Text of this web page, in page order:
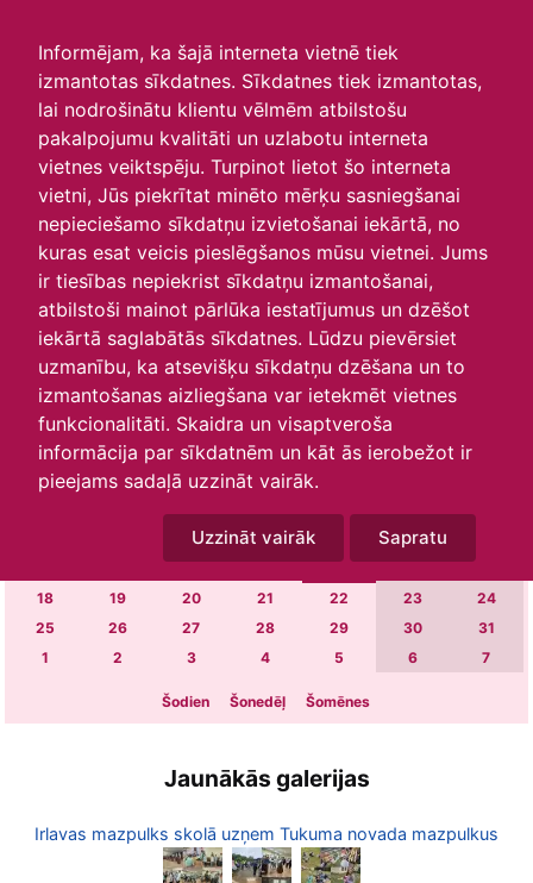
Informējam, ka šajā interneta vietnē tiek
izmantotas sīkdatnes. Sīkdatnes tiek izmantotas,
lai nodrošinātu klientu vēlmēm atbilstošu
pakalpojumu kvalitāti un uzlabotu interneta
vietnes veiktspēju. Turpinot lietot šo interneta
vietni, Jūs piekrītat minēto mērķu sasniegšanai
nepieciešamo sīkdatņu izvietošanai iekārtā, no
kuras esat veicis pieslēgšanos mūsu vietnei. Jums
ir tiesības nepiekrist sīkdatņu izmantošanai,
atbilstoši mainot pārlūka iestatījumus un dzēšot
iekārtā saglabātās sīkdatnes. Lūdzu pievērsiet
uzmanību, ka atsevišķu sīkdatņu dzēšana un to
izmantošanas aizliegšana var ietekmēt vietnes
funkcionalitāti. Skaidra un visaptveroša
informācija par sīkdatnēm un kāt ās ierobežot ir
pieejams sadaļā uzzināt vairāk.
Uzzināt vairāk Sapratu
Skats :
Aktuālie
Šodien Šonedēļ
Šomēnes
Arhīvs
O T S
6 7 9
13 14 15 16
18
19 20 21 22 23
24
25
26 27 28 29 30
31
1
2 3 4 5 6 7
Šodien Šonedēļ Šomēnes
Jaunākās galerijas
Irlavas mazpulks skolā uzņem Tukuma novada mazpulkus